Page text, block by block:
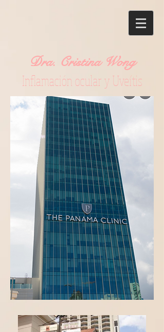
Dra. Cristina Wong
Inflamación ocular y Uveítis